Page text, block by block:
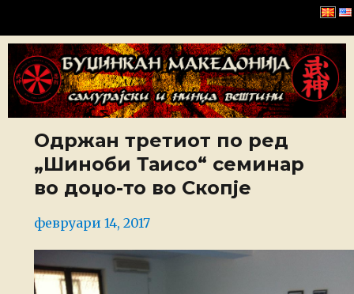
Буџинкан Македонија
Одржан третиот по ред
„Шиноби Таисо“ семинар
во доџо-то во Скопје
Posted
февруари 14, 2017